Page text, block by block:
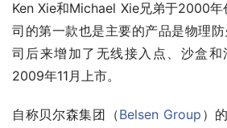
Ken Xie和Michael Xie兄弟于2000
司的第一款也是主要的产品是物理
司后来增加了无线接入点、沙盒
2009年11月上市。
自称贝尔森集团（Belsen Group ）